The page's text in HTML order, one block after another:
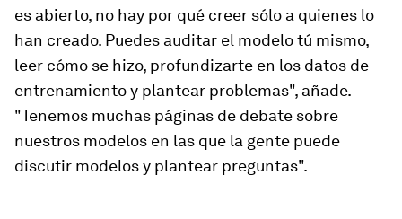
es abierto, no hay por qué creer sólo a quienes lo
han creado. Puedes auditar el modelo tú mismo,
leer cómo se hizo, profundizarte en los datos de
entrenamiento y plantear problemas", añade.
"Tenemos muchas páginas de debate sobre
nuestros modelos en las que la gente puede
discutir modelos y plantear preguntas".